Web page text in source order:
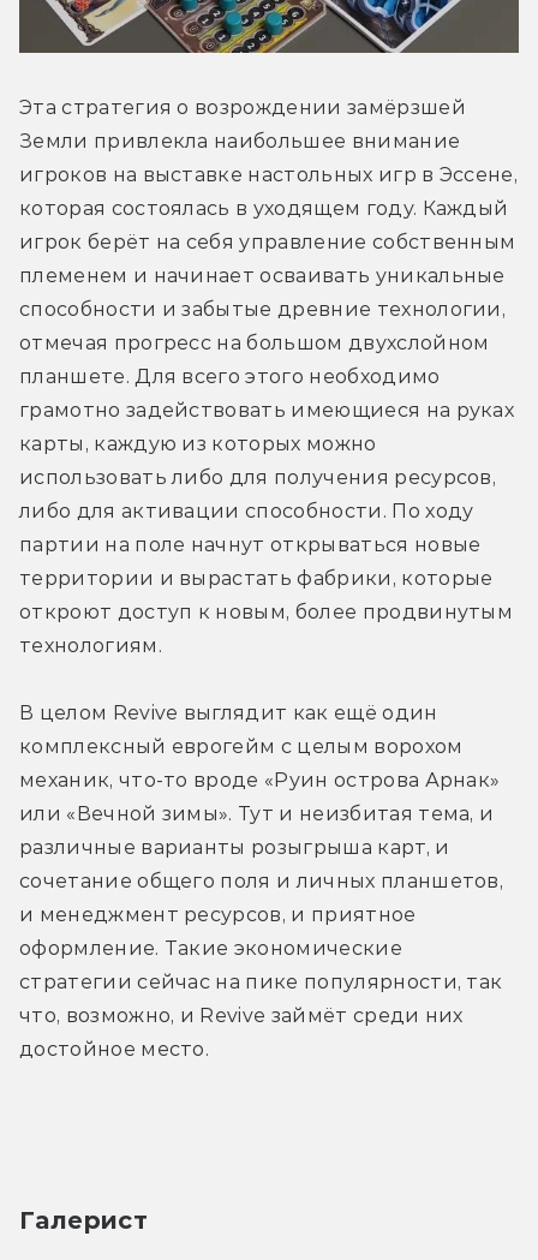
Эта стратегия о возрождении замёрзшей
Земли привлекла наибольшее внимание
игроков на выставке настольных игр в Эссене,
которая состоялась в уходящем году. Каждый
игрок берёт на себя управление собственным
племенем и начинает осваивать уникальные
способности и забытые древние технологии,
отмечая прогресс на большом двухслойном
планшете. Для всего этого необходимо
грамотно задействовать имеющиеся на руках
карты, каждую из которых можно
использовать либо для получения ресурсов,
либо для активации способности. По ходу
партии на поле начнут открываться новые
территории и вырастать фабрики, которые
откроют доступ к новым, более продвинутым
технологиям.
В целом Revive выглядит как ещё один
комплексный еврогейм с целым ворохом
механик, что-то вроде «Руин острова Арнак»
или «Вечной зимы». Тут и неизбитая тема, и
различные варианты розыгрыша карт, и
сочетание общего поля и личных планшетов,
и менеджмент ресурсов, и приятное
оформление. Такие экономические
стратегии сейчас на пике популярности, так
что, возможно, и Revive займёт среди них
достойное место.
Галерист